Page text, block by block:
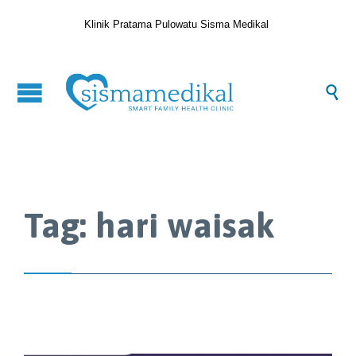
Klinik Pratama Pulowatu Sisma Medikal

Tag: hari waisak